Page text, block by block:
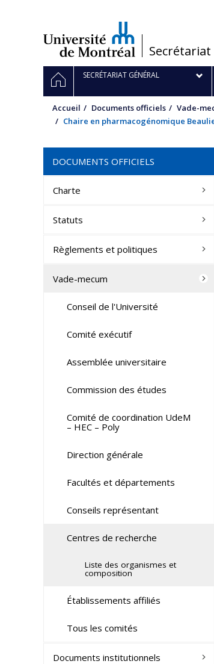
/
Navigation
principale
ACCUEILSECRÉTARIAT GÉNÉRAL
Accueil Documents officiels Vade-
Chaire en pharmacogénomique
DOCUMENTS OFFICIELS
Charte
Statuts
Règlements et politiques
Vade-mecum
Conseil de l'Université
Comité exécutif
Assemblée universitaire
Commission des études
Comité de coordination UdeM
– HEC – Poly
Direction générale
Facultés et départements
Conseils représentant
Centres de recherche
Liste des organismes et
composition
Établissements affiliés
Tous les comités
Documents institutionnels